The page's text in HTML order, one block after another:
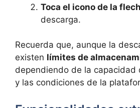
Toca el icono de la
descarga.
Recuerda que, aunque la
existen límites de
dependiendo de la capacidad
y las condiciones de la